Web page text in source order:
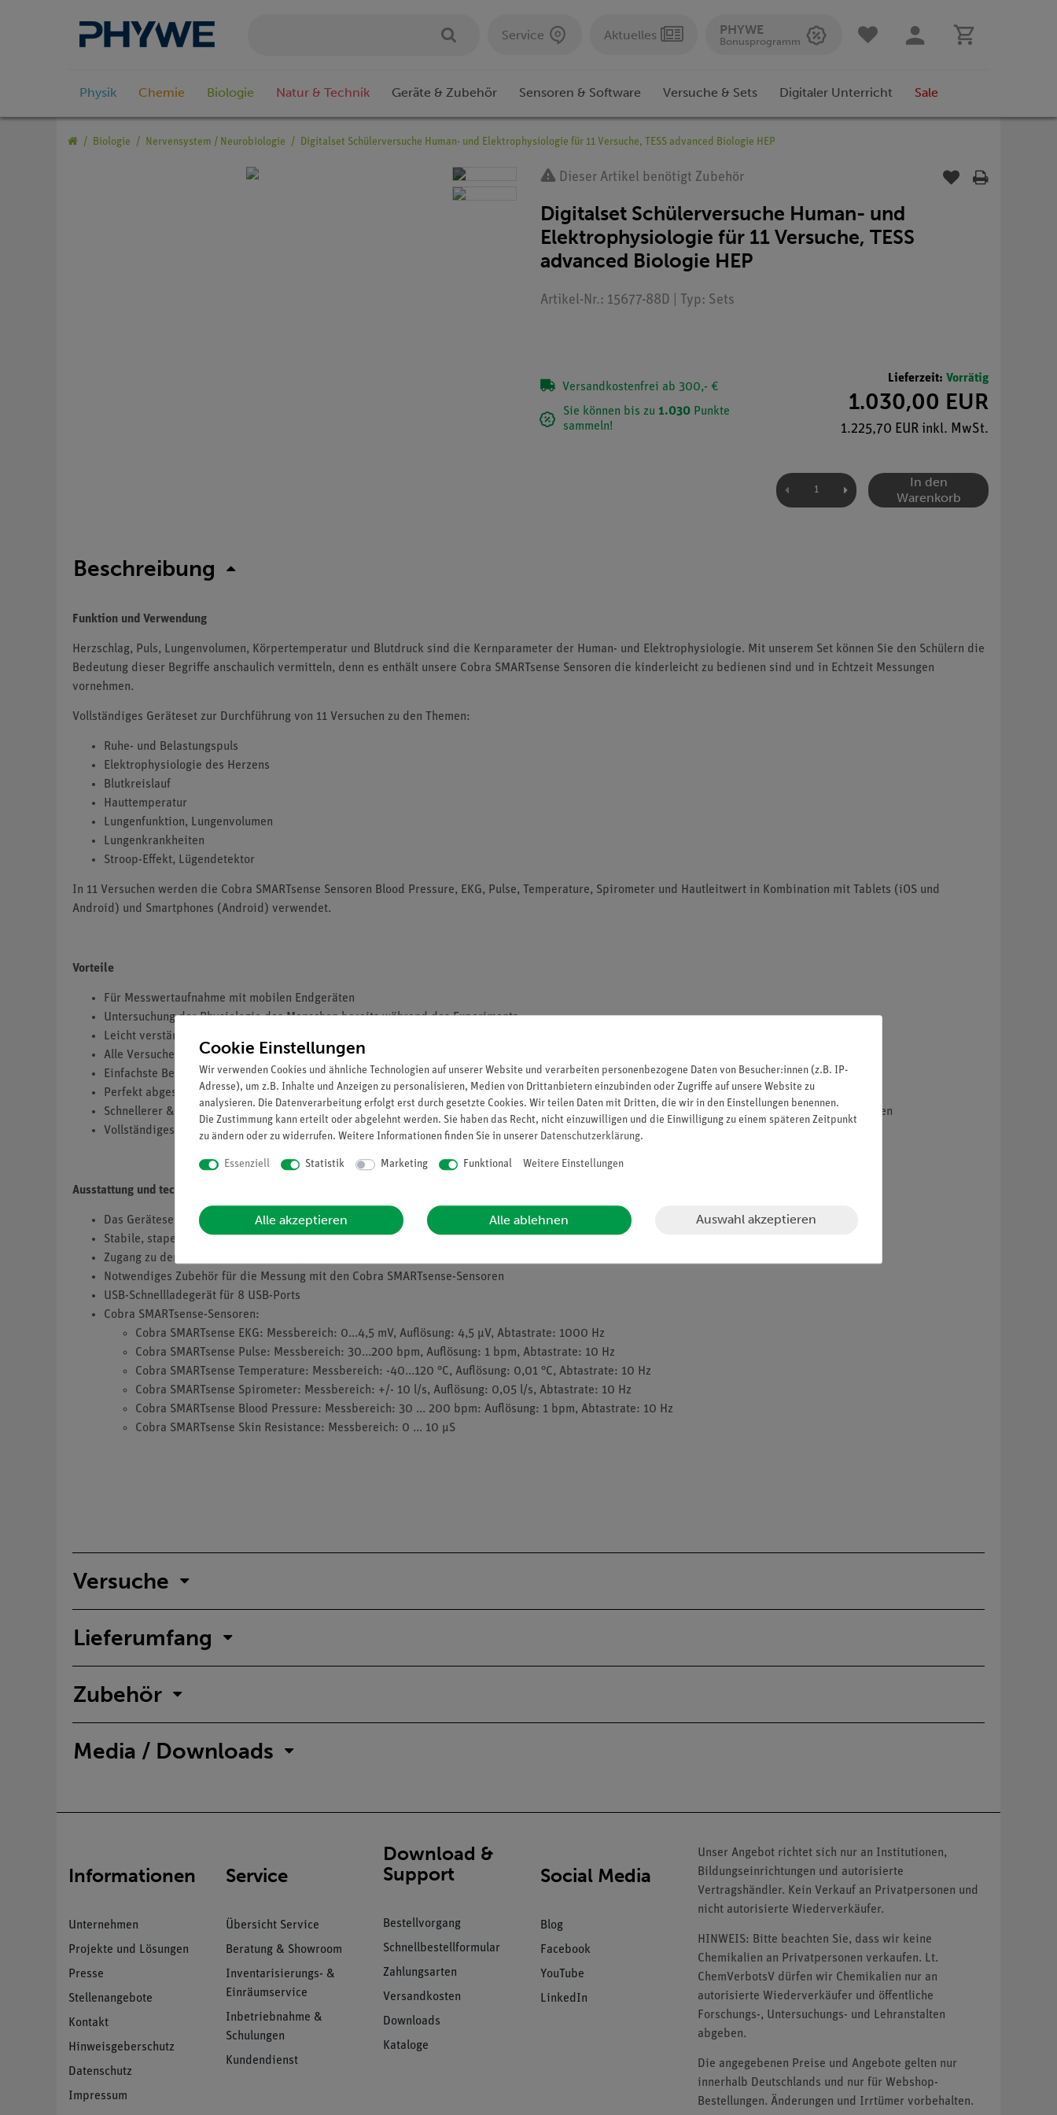
Service Aktuelles PHYWE
Bonusprogramm
Physik Chemie Biologie Natur & Technik Geräte & Zubehör Sensoren & Software Versuche & Sets Digitaler Unterricht Sale
Biologie Nervensystem / Neurobiologie Digitalset Schülerversuche Human- und Elektrophysiologie für 11 Versuche, TESS advanced Biologie HEP
Dieser Artikel benötigt Zubehör
Digitalset Schülerversuche Human- und
Elektrophysiologie für 11 Versuche, TESS
advanced Biologie HEP
Artikel-Nr.: 15677-88D | Typ: Sets
Versandkostenfrei ab 300,- €
Sie können bis zu 1.030 Punkte
sammeln!
Lieferzeit: Vorrätig
1.030,00 EUR
1.225,70 EUR inkl. MwSt.
In den
Warenkorb
Beschreibung
Funktion und Verwendung
Herzschlag, Puls, Lungenvolumen, Körpertemperatur und Blutdruck sind die Kernparameter der Human- und Elektrophysiologie. Mit unserem Set können Sie den Schülern die
Bedeutung dieser Begriffe anschaulich vermitteln, denn es enthält unsere Cobra SMARTsense Sensoren die kinderleicht zu bedienen sind und in Echtzeit Messungen
vornehmen.
Vollständiges Geräteset zur Durchführung von 11 Versuchen zu den Themen:
Ruhe- und Belastungspuls
Elektrophysiologie des Herzens
Blutkreislauf
Hauttemperatur
Lungenfunktion, Lungenvolumen
Lungenkrankheiten
Stroop-Effekt, Lügendetektor
In 11 Versuchen werden die Cobra SMARTsense Sensoren Blood Pressure, EKG, Pulse, Temperature, Spirometer und Hautleitwert in Kombination mit Tablets (iOS und
Android) und Smartphones (Android) verwendet.
Vorteile
Für Messwertaufnahme mit mobilen Endgeräten
Untersuchung der Physiologie des Menschen bereits während des Experiments
Leicht verständlich durch direkte Visualisierung im Diagramm
Alle Versuche bieten durch die digitale Durchführung einen didaktischen Mehrwert gegenüber klassischen Experimenten
Einfachste Bedienbarkeit mit der measureAPP, daher auch für Sek. I geeignet
Perfekt abgestimmt auf den digitalen naturwissenschaftlichen Unterricht mit Tablets (iOS und Android) und Smartphones (Android)
Schnellerer & höherer Lernerfolg: Die Nutzung von digitalen Endgeräten steigert die Identifikation und erhöht damit die Motivation der Schüler/innen
Vollständiges Geräteset: Einfache Durchführung der Experimente
Ausstattung und technische Daten
Das Geräteset besteht aus allen für die Versuche notwendigen Komponenten
Stabile, stapelbare Aufbewahrungsbox mit gerätegeformtem Schaumstoffeinsatz
Zugang zu den Versuchsbeschreibungen in curricuLAB
Notwendiges Zubehör für die Messung mit den Cobra SMARTsense-Sensoren
USB-Schnellladegerät für 8 USB-Ports
Cobra SMARTsense-Sensoren:
Cobra SMARTsense EKG: Messbereich: 0...4,5 mV, Auflösung: 4,5 µV, Abtastrate: 1000 Hz
Cobra SMARTsense Pulse: Messbereich: 30...200 bpm, Auflösung: 1 bpm, Abtastrate: 10 Hz
Cobra SMARTsense Temperature: Messbereich: -40...120 °C, Auflösung: 0,01 °C, Abtastrate: 10 Hz
Cobra SMARTsense Spirometer: Messbereich: +/- 10 l/s, Auflösung: 0,05 l/s, Abtastrate: 10 Hz
Cobra SMARTsense Blood Pressure: Messbereich: 30 ... 200 bpm: Auflösung: 1 bpm, Abtastrate: 10 Hz
Cobra SMARTsense Skin Resistance: Messbereich: 0 ... 10 µS
Versuche
Lieferumfang
Zubehör
Media / Downloads
Informationen
Unternehmen
Projekte und Lösungen
Presse
Stellenangebote
Kontakt
Hinweisgeberschutz
Datenschutz
Impressum
Service
Übersicht Service
Beratung & Showroom
Inventarisierungs- &
Einräumservice
Inbetriebnahme &
Schulungen
Kundendienst
Download &
Support
Bestellvorgang
Schnellbestellformular
Zahlungsarten
Versandkosten
Downloads
Kataloge
Social Media
Blog
Facebook
YouTube
LinkedIn
Unser Angebot richtet sich nur an Institutionen,
Bildungseinrichtungen und autorisierte
Vertragshändler. Kein Verkauf an Privatpersonen und
nicht autorisierte Wiederverkäufer.
HINWEIS: Bitte beachten Sie, dass wir keine
Chemikalien an Privatpersonen verkaufen. Lt.
ChemVerbotsV dürfen wir Chemikalien nur an
autorisierte Wiederverkäufer und öffentliche
Forschungs-, Untersuchungs- und Lehranstalten
abgeben.
Die angegebenen Preise und Angebote gelten nur
innerhalb Deutschlands und nur für Webshop-
Bestellungen. Änderungen und Irrtümer vorbehalten.
Cookie Einstellungen
Wir verwenden Cookies und ähnliche Technologien auf unserer Website und verarbeiten personenbezogene Daten von Besucher:innen (z.B. IP-
Adresse), um z.B. Inhalte und Anzeigen zu personalisieren, Medien von Drittanbietern einzubinden oder Zugriffe auf unsere Website zu
analysieren. Die Datenverarbeitung erfolgt erst durch gesetzte Cookies. Wir teilen Daten mit Dritten, die wir in den Einstellungen benennen.
Die Zustimmung kann erteilt oder abgelehnt werden. Sie haben das Recht, nicht einzuwilligen und die Einwilligung zu einem späteren Zeitpunkt
zu ändern oder zu widerrufen. Weitere Informationen finden Sie in unserer Daten­schutz­erklärung.
Essenziell Statistik Marketing Funktional Weitere Einstellungen
Alle akzeptieren Alle ablehnen Auswahl akzeptieren